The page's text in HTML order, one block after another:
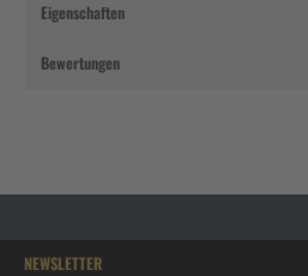
Eigenschaften
Bewertungen
NEWSLETTER